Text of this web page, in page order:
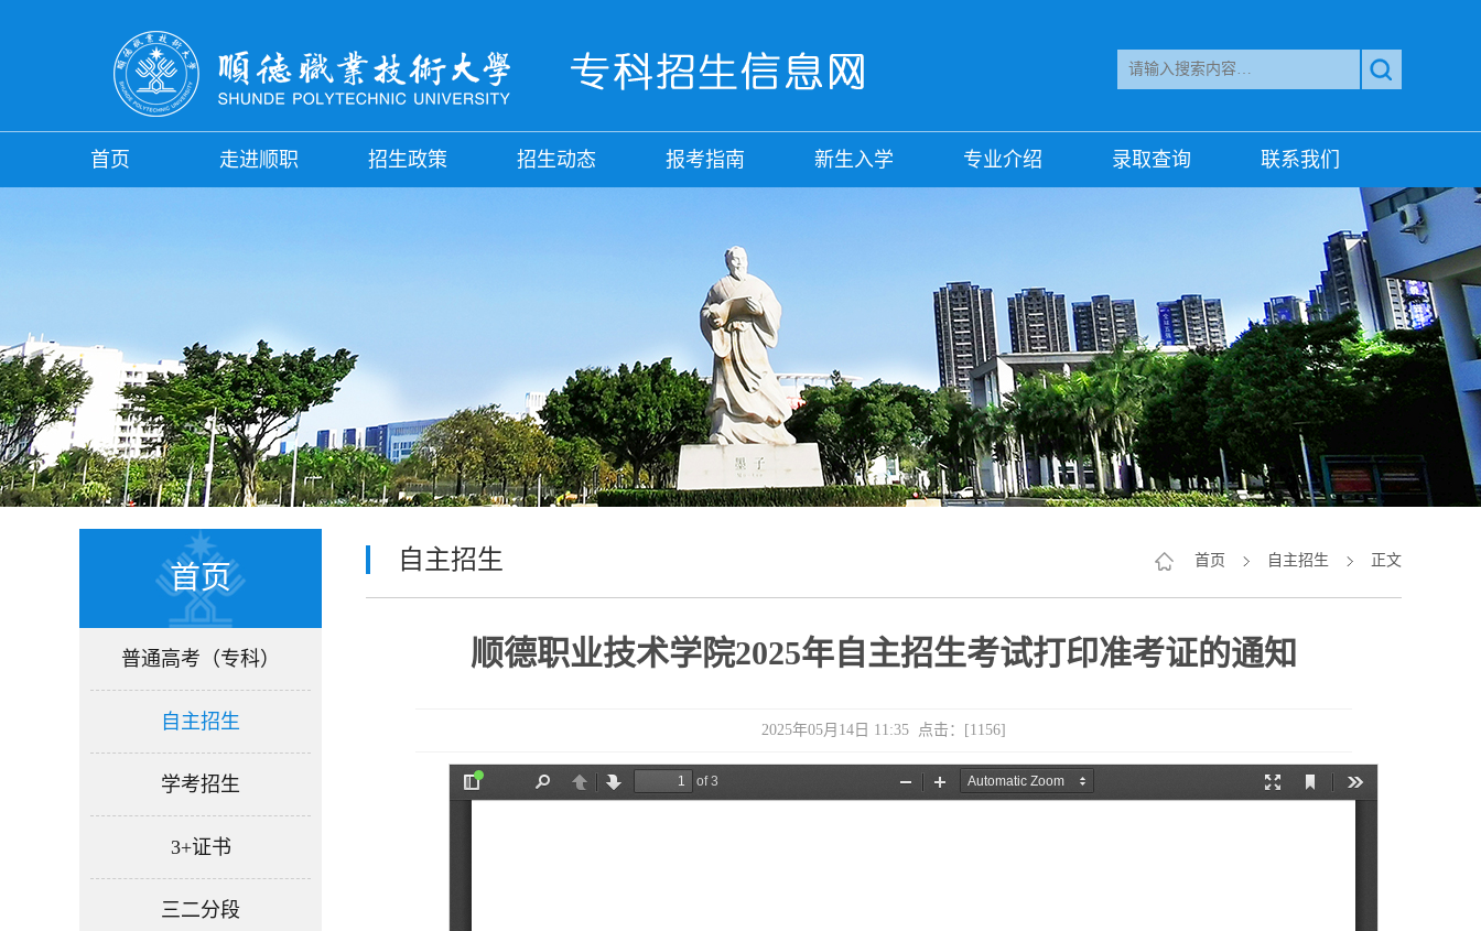
首页 走进顺职 招生政策 招生动态 报考指南 新生入学 专业介绍 录取查询 联系我们
首页
普通高考（专科）
自主招生
学考招生
3+证书
三二分段
自主招生 首页 自主招生 正文
顺德职业技术学院2025年自主招生考试打印准考证的通知
2025年05月14日 11:35 点击：[1156]